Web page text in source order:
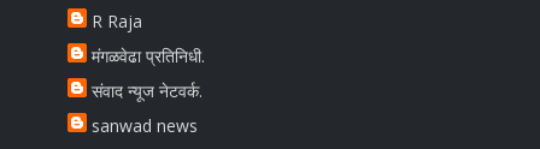
R Raja
मंगळवेढा प्रतिनिधी.
संवाद न्यूज नेटवर्क.
sanwad news